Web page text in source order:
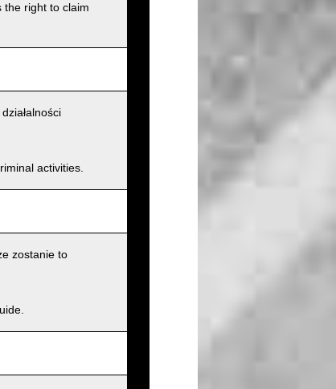
the right to claim
activities.
zostanie to